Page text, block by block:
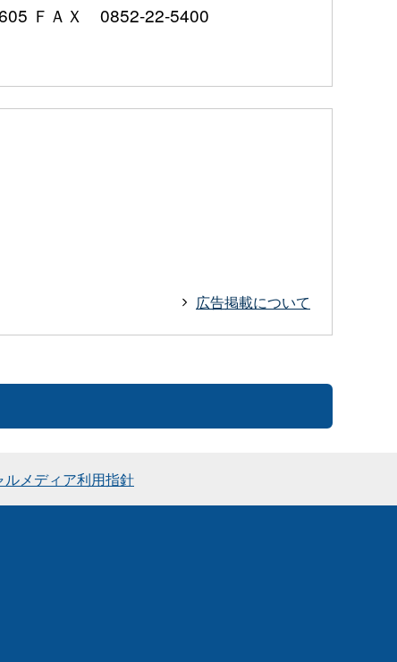
ＦＡＸ 0852-22-5400
広告掲載について
ルメディア利用指針